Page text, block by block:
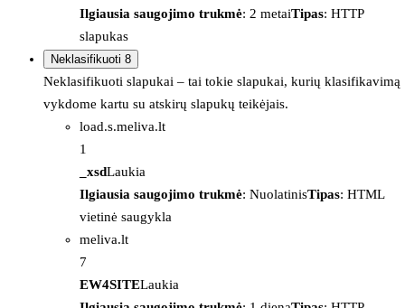
Ilgiausia saugojimo trukmė: 2 metaiTipas: HTTP
slapukas
Neklasifikuoti 8
Neklasifikuoti slapukai – tai tokie slapukai, kurių klasifikavimą
vykdome kartu su atskirų slapukų teikėjais.
load.s.meliva.lt
1
_xsdLaukia
Ilgiausia saugojimo trukmė: NuolatinisTipas: HTML
vietinė saugykla
meliva.lt
7
EW4SITELaukia